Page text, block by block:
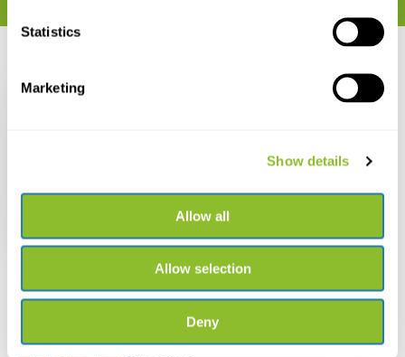
Statistics
Marketing
Show details
Allow all
Allow selection
Deny
Watervogels van